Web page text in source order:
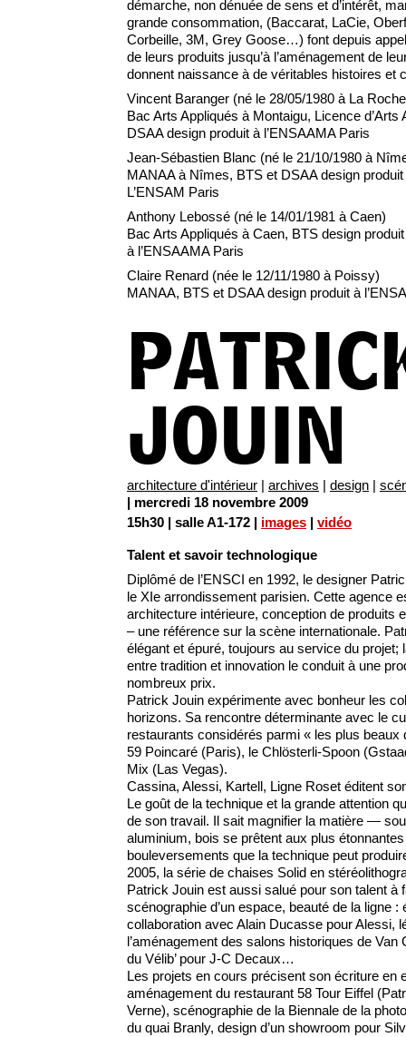
démarche, non dénuée de sens et d’intérêt,
grande consommation, (Baccarat, LaCie,
Corbeille, 3M, Grey Goose…) font depuis
de leurs produits jusqu’à l’aménagement de
donnent naissance à de véritables histoires et
Vincent Baranger (né le 28/05/1980 à La
Bac Arts Appliqués à Montaigu, Licence
DSAA design produit à l’ENSAAMA Paris
Jean-Sébastien Blanc (né le 21/10/1980 à
MANAA à Nîmes, BTS et DSAA design
L’ENSAM Paris
Anthony Lebossé (né le 14/01/1981 à Caen)
Bac Arts Appliqués à Caen, BTS design
à l’ENSAAMA Paris
Claire Renard (née le 12/11/1980 à Poissy)
MANAA, BTS et DSAA design produit à
JOUIN
architecture d'intérieur | archives | design |
| mercredi 18 novembre 2009
15h30 | salle A1-172 | images | vidéo
Talent et savoir technologique
Diplômé de l’ENSCI en 1992, le designer
le XIe arrondissement parisien. Cette agence
architecture intérieure, conception de produits
– une référence sur la scène internationale.
élégant et épuré, toujours au service du projet;
entre tradition et innovation le conduit à une
nombreux prix.
Patrick Jouin expérimente avec bonheur les
horizons. Sa rencontre déterminante avec le
restaurants considérés parmi « les plus
59 Poincaré (Paris), le Chlösterli-Spoon
Mix (Las Vegas).
Cassina, Alessi, Kartell, Ligne Roset éditent
Le goût de la technique et la grande attention
de son travail. Il sait magnifier la matière —
aluminium, bois se prêtent aux plus
bouleversements que la technique peut
2005, la série de chaises Solid en
Patrick Jouin est aussi salué pour son talent à
scénographie d’un espace, beauté de la ligne
collaboration avec Alain Ducasse pour Alessi,
l’aménagement des salons historiques de Van
du Vélib’ pour J-C Decaux…
Les projets en cours précisent son écriture en
aménagement du restaurant 58 Tour Eiffel
Verne), scénographie de la Biennale de la
du quai Branly, design d’un showroom pour